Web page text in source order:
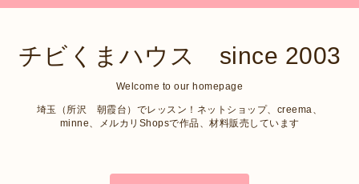
チビくまハウス since 2003
Welcome to our homepage
埼玉（所沢 朝霞台）でレッスン！ネットショップ、creema、
minne、メルカリShopsで作品、材料販売しています